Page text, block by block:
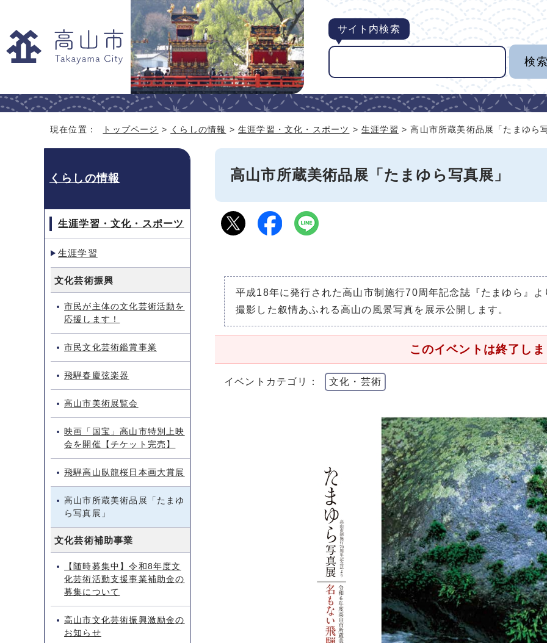
サイト内検索
現在位置： トップページ > くらしの情報 >生涯学習・文化・スポーツ >生涯学習 > 高山市所蔵美術品展「たまゆら
高山市所蔵美術品展「たまゆら写真展」
平成18年に発行された高山市制施行70周年記念誌『たまゆら』
撮影した叙情あふれる高山の風景写真を展示公開します。
このイベントは終了し
イベントカテゴリ： 文化・芸術
くらしの情報
生涯学習・文化・スポーツ
生涯学習
文化芸術振興
市民が主体の文化芸術活動を
応援します！
市民文化芸術鑑賞事業
飛騨春慶弦楽器
高山市美術展覧会
映画「国宝」高山市特別上映
会を開催【チケット完売】
飛騨高山臥龍桜日本画大賞展
高山市所蔵美術品展「たまゆ
ら写真展」
文化芸術補助事業
【随時募集中】令和8年度文
化芸術活動支援事業補助金の
募集について
高山市文化芸術振興激励金の
お知らせ